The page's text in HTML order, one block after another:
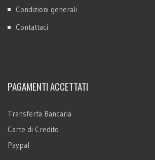
Condizioni generali
Contattaci
PAGAMENTI ACCETTATI
Transferta Bancaria
Carte di Credito
Paypal